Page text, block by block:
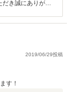
だき誠にありがと
す。 末永くフォ
しくお願い申し
2019/06/29投稿
す！